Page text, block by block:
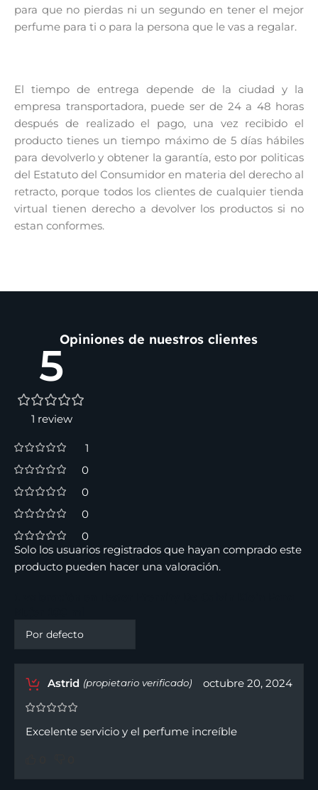
para que no pierdas ni un segundo en tener el mejor
perfume para ti o para la persona que le vas a regalar.
El tiempo de entrega depende de la ciudad y la
empresa transportadora, puede ser de 24 a 48 horas
después de realizado el pago, una vez recibido el
producto tienes un tiempo máximo de 5 días hábiles
para devolverlo y obtener la garantía, esto por politicas
del Estatuto del Consumidor en materia del derecho al
retracto, porque todos los clientes de cualquier tienda
virtual tienen derecho a devolver los productos si no
estan conformes.
Opiniones de nuestros clientes
5
1 review
1
0
0
0
0
Astrid (propietario verificado) octubre 20, 2024
Excelente servicio y el perfume increíble
Solo los usuarios registrados que hayan comprado este
producto pueden hacer una valoración.